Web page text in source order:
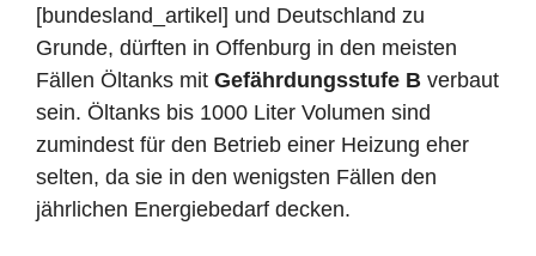
[bundesland_artikel] und Deutschland zu
Grunde, dürften in Offenburg in den meisten
Fällen Öltanks mit Gefährdungsstufe B verbaut
sein. Öltanks bis 1000 Liter Volumen sind
zumindest für den Betrieb einer Heizung eher
selten, da sie in den wenigsten Fällen den
jährlichen Energiebedarf decken.